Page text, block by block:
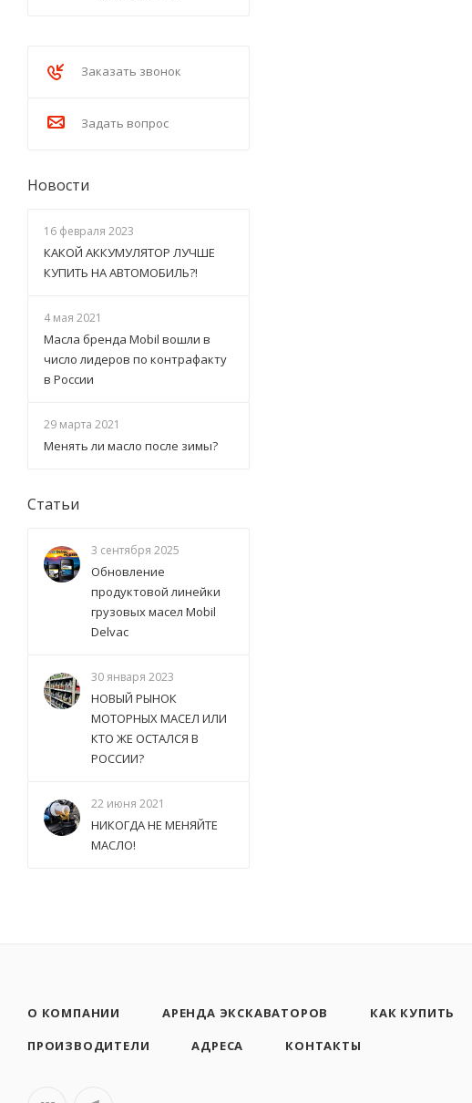
Заказать звонок
Задать вопрос
Новости
16 февраля 2023
КАКОЙ АККУМУЛЯТОР ЛУЧШЕ
КУПИТЬ НА АВТОМОБИЛЬ?!
4 мая 2021
Масла бренда Mobil вошли в
число лидеров по контрафакту
в России
29 марта 2021
Менять ли масло после зимы?
Статьи
3 сентября 2025
Обновление
продуктовой линейки
грузовых масел Mobil
Delvac
30 января 2023
НОВЫЙ РЫНОК
МОТОРНЫХ МАСЕЛ ИЛИ
КТО ЖЕ ОСТАЛСЯ В
РОССИИ?
22 июня 2021
НИКОГДА НЕ МЕНЯЙТЕ
МАСЛО!
О КОМПАНИИ АРЕНДА ЭКСКАВАТОРОВ
КАК КУПИТЬ
ПРОИЗВОДИТЕЛИ
АДРЕСА КОНТАКТЫ